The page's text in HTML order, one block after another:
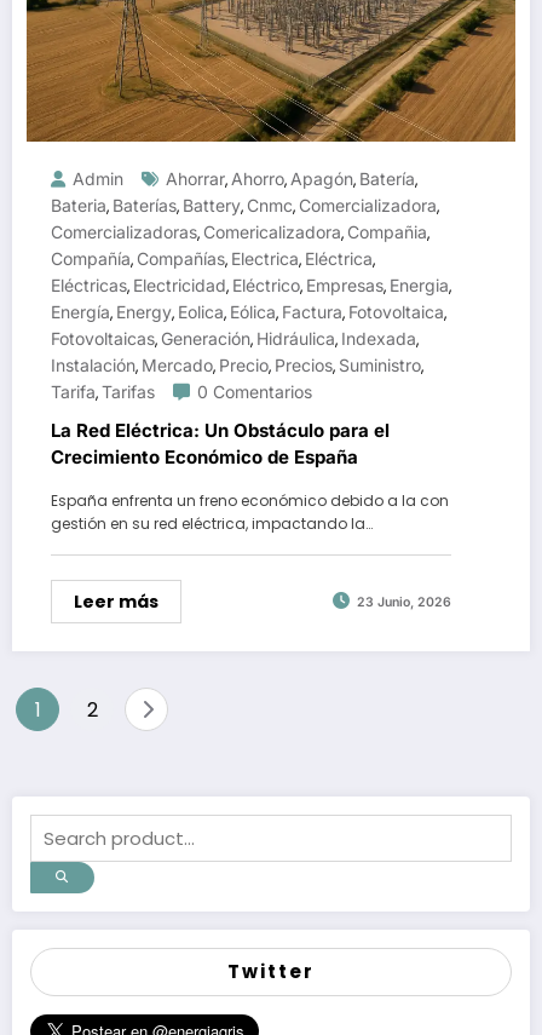
Admin Ahorrar, Ahorro, Apagón, Batería,
Bateria, Baterías, Battery, Cnmc, Comercializadora,
Comercializadoras, Comericalizadora, Compañia,
Compañía, Compañías, Electrica, Eléctrica,
Eléctricas, Electricidad, Eléctrico, Empresas, Energia,
Energía, Energy, Eolica, Eólica, Factura, Fotovoltaica,
Fotovoltaicas, Generación, Hidráulica, Indexada,
Instalación, Mercado, Precio, Precios, Suministro,
Tarifa,Tarifas 0 Comentarios
La Red Eléctrica: Un Obstáculo para el
Crecimiento Económico de España
España enfrenta un freno económico debido a la con
gestión en su red eléctrica, impactando la…
Leer más 23 Junio, 2026
Paginación
1 2
Twitter